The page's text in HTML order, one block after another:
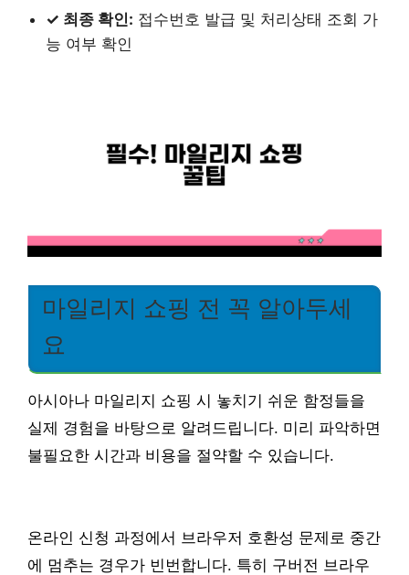
✓ 최종 확인: 접수번호 발급 및 처리상태 조회 가
능 여부 확인
마일리지 쇼핑 전 꼭 알아두세
요
아시아나 마일리지 쇼핑 시 놓치기 쉬운 함정들을
실제 경험을 바탕으로 알려드립니다. 미리 파악하면
불필요한 시간과 비용을 절약할 수 있습니다.
온라인 신청 과정에서 브라우저 호환성 문제로 중간
에 멈추는 경우가 빈번합니다. 특히 구버전 브라우